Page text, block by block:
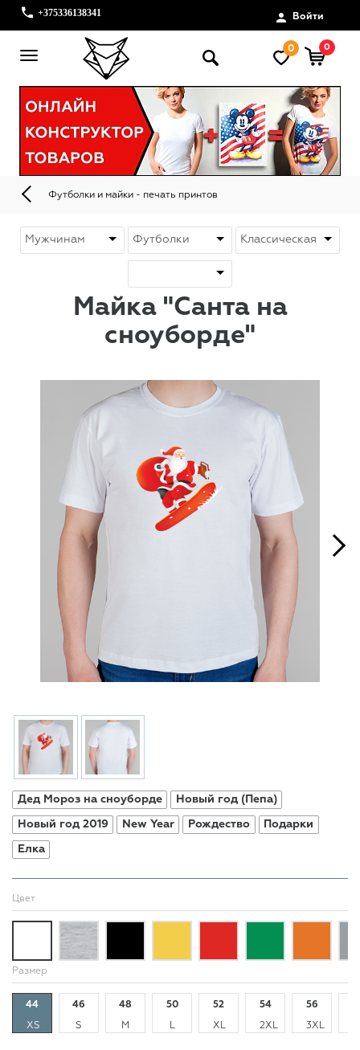
+375336138341 Войти
0 0
Футболки и майки - печать принтов
Майка "Санта на
сноуборде"
Дед Мороз на сноуборде Новый год (Пепа)
Новый год 2019 New Year Рождество Подарки
Елка
Цвет
Размер
44
XS
46
S
48
M
50
L
52
XL
54
2XL
56
3XL